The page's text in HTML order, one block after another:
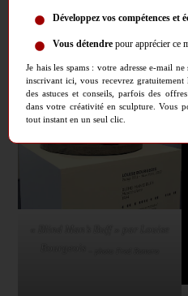
sacré : un art de la révélation 1/3 ».
Développez vos compétences et
Vous détendre pour apprécier ce
Je hais les spams : votre adresse e-mail
inscrivant ici, vous recevrez gratuitement
des astuces et conseils, parfois des
dans votre créativité en sculpture. Vous
tout instant en un seul clic.